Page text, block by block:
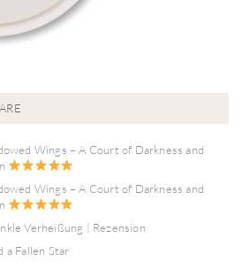
Wings – A Court of Darkness and
Wings – A Court of Darkness and
Verheißung | Rezension
a Fallen Star